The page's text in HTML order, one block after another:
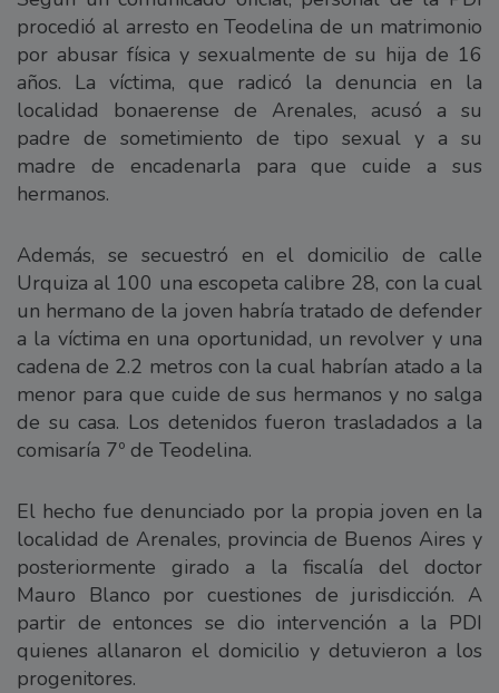
procedió al arresto en Teodelina de un matrimonio
por abusar física y sexualmente de su hija de 16
años. La víctima, que radicó la denuncia en la
localidad bonaerense de Arenales, acusó a su
padre de sometimiento de tipo sexual y a su
madre de encadenarla para que cuide a sus
hermanos.
Además, se secuestró en el domicilio de calle
Urquiza al 100 una escopeta calibre 28, con la cual
un hermano de la joven habría tratado de defender
a la víctima en una oportunidad, un revolver y una
cadena de 2.2 metros con la cual habrían atado a la
menor para que cuide de sus hermanos y no salga
de su casa. Los detenidos fueron trasladados a la
comisaría 7º de Teodelina.
El hecho fue denunciado por la propia joven en la
localidad de Arenales, provincia de Buenos Aires y
posteriormente girado a la fiscalía del doctor
Mauro Blanco por cuestiones de jurisdicción. A
partir de entonces se dio intervención a la PDI
quienes allanaron el domicilio y detuvieron a los
progenitores.